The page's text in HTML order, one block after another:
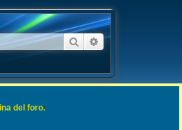
BuscarBúsqueda
del foro.